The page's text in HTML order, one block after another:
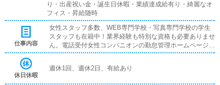
り・出産祝い金・誕生日休暇・業績達成給有り・綺麗なオ
フィス・昇給随時
仕事内容
女性スタッフ多数、WEB専門学校・写真専門学校の学生
スタッフも在籍中！業界経験も特別な資格も必要ありませ
ん。電話受付女性コンパニオンの勤怠管理ホームページ更
新イベント企画提案ホームページ作成など
休日休暇
週休1回、週休2日、有給あり